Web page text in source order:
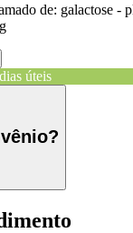
de: galactose -
úteis